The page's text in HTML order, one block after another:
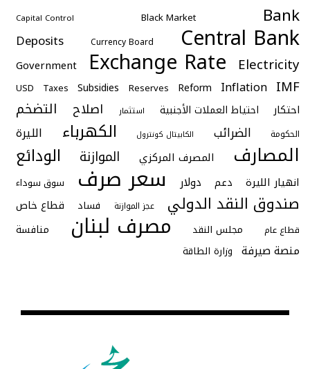
Bank
Black Market
Capital Control
Central Bank
Currency Board
Deposits
Electricity
Exchange Rate
Government
IMF
Inflation
Reform
Reserves
Subsidies
Taxes
USD
احتكار احتياط العملات الأجنبية استثمار اصلاح التضخم
الحكومة الضرائب الكابيتال كونترول الكهرباء الليرة
المصارف المصرف المركزي الموازنة الودائع
انهيار الليرة دعم دولار سعر صرف سوق سوداء
صندوق النقد الدولي عجز الموازنة فساد قطاع خاص
قطاع عام مجلس النقد مصرف لبنان منافسة
منصة صيرفة وزارة الطاقة